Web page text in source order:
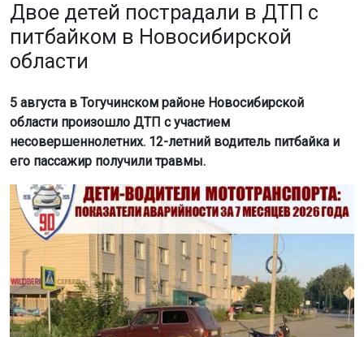
Двое детей пострадали в ДТП с
питбайком в Новосибирской
области
5 августа в Тогучинском районе Новосибирской
области произошло ДТП с участием
несовершеннолетних. 12-летний водитель питбайка и
его пассажир получили травмы.